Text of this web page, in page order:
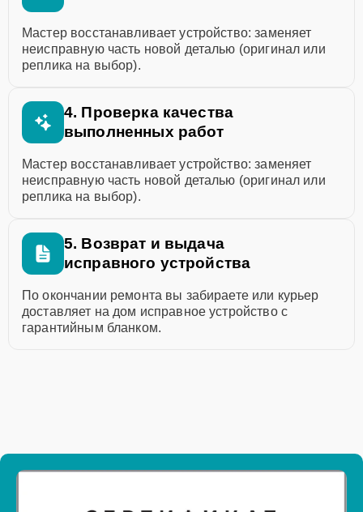
Мастер восстанавливает устройство: заменяет
неисправную часть новой деталью (оригинал или
реплика на выбор).
4. Проверка качества
выполненных работ
Мастер восстанавливает устройство: заменяет
неисправную часть новой деталью (оригинал или
реплика на выбор).
5. Возврат и выдача
исправного устройства
По окончании ремонта вы забираете или курьер
доставляет на дом исправное устройство с
гарантийным бланком.